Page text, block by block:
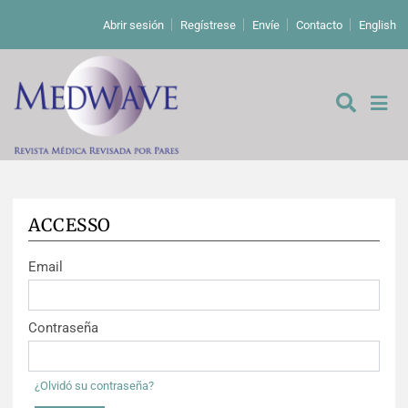
Abrir sesión Regístrese Envíe Contacto English
De los editores
Editoriales
Comentarios
Cartas a los editores
Estudios originales
Estudios cualitativos
Análisis
ACCESSO
Email
Contraseña
¿Olvidó su contraseña?